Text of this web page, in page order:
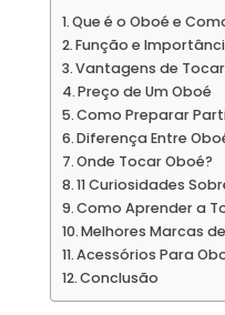
Que é o Oboé e
Função e
Vantagens de
Preço de Um Oboé
Como Preparar
Diferença Entre
Onde Tocar Oboé?
11 Curiosidades
Como Aprender a
Melhores Marcas
Acessórios Para
Conclusão